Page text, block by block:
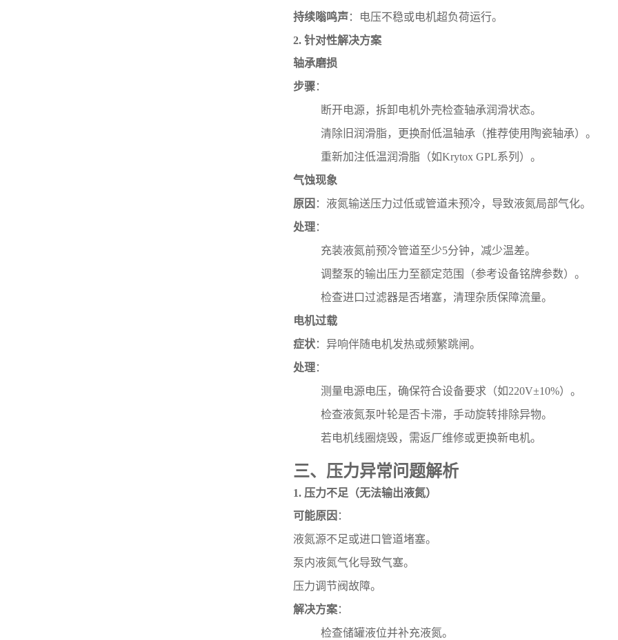
持续嗡鸣声：电压不稳或电机超负荷运行。
2. 针对性解决方案
轴承磨损
步骤：
断开电源，拆卸电机外壳检查轴承润滑状态。
清除旧润滑脂，更换耐低温轴承（推荐使用陶瓷轴承）。
重新加注低温润滑脂（如Krytox GPL系列）。
气蚀现象
原因 ：液氮输送压力过低或管道未预冷，导致液氮局部气化。
处理：
充装液氮前预冷管道至少5分钟，减少温差。
调整泵的输出压力至额定范围（参考设备铭牌参数）。
检查进口过滤器是否堵塞，清理杂质保障流量。
电机过载
症状：异响伴随电机发热或频繁跳闸。
处理：
测量电源电压，确保符合设备要求（如220V±10%）。
检查液氮泵叶轮是否卡滞，手动旋转排除异物。
若电机线圈烧毁，需返厂维修或更换新电机。
三、压力异常问题解析
1. 压力不足（无法输出液氮）
可能原因 ：
液氮源不足或进口管道堵塞。
泵内液氮气化导致气塞。
压力调节阀故障。
解决方案：
检查储罐液位并补充液氮。